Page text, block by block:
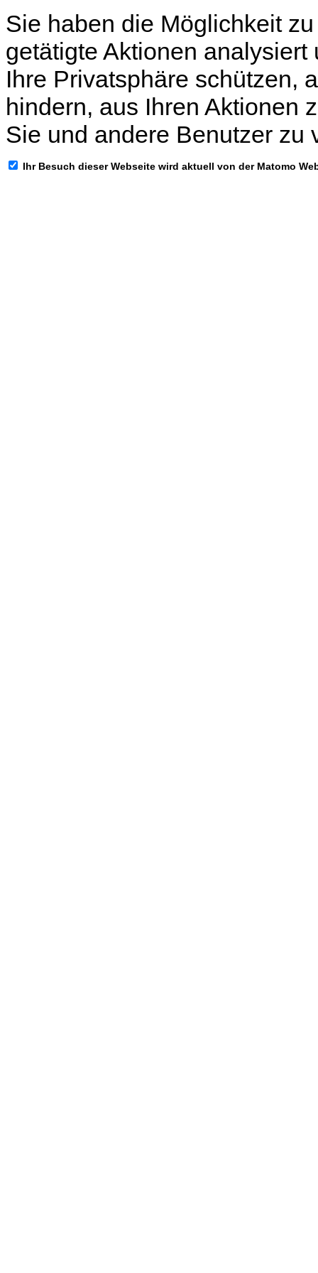
Sie haben die Möglichkeit
getätigte Aktionen
Ihre Privatsphäre schützen,
hindern, aus Ihren Aktionen
Sie und andere Benutzer zu
Ihr Besuch dieser Webseite wird aktuell von der Matomo